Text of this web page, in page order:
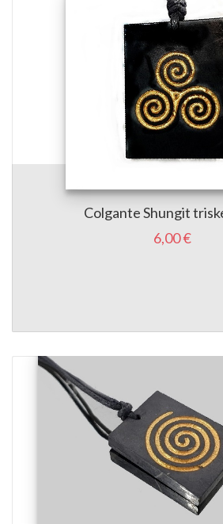
Colgante Shungit
6,00 €